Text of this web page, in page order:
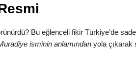
Bu eğlenceli fikir Türkiye’de
isminin anlamından yola çıkarak